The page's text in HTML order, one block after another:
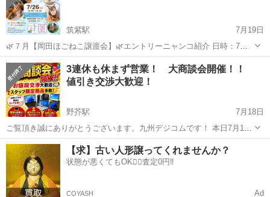
筑紫駅
7月19日
🌿７月【岡田ほごねこ譲渡会】🌿エントリーニャンコ紹介 日時：7／
26(日) 時間：13:00～16:00 場所：福岡県筑紫野市岡田1丁目25-22 ［フ
リースペースカラン］ ※Googlemap ビデオフラッシュ同建物内 ...
福岡 筑紫野市 筑紫駅 展示会 ねこ
3連休も休まず営業！ 大商談会開催！！
値引き交渉大歓迎！
野芥駅
7月18日
ご覧頂き誠にありがとうございます。九州デジコムです！ 本日7月18
日からの3連休も休まず営業しております！ 期間中は「大商談会」開
催！値引き交渉大歓迎です！ お気に入りの商品を少しでもお安く手に
入れるチャンスです！...
福岡 福岡市 野芥駅 展示会 九州
【求】古い人形譲ってくれませんか？
状態が悪くてもOK🙆‍♀️査定0円‼️
COYASH Ad